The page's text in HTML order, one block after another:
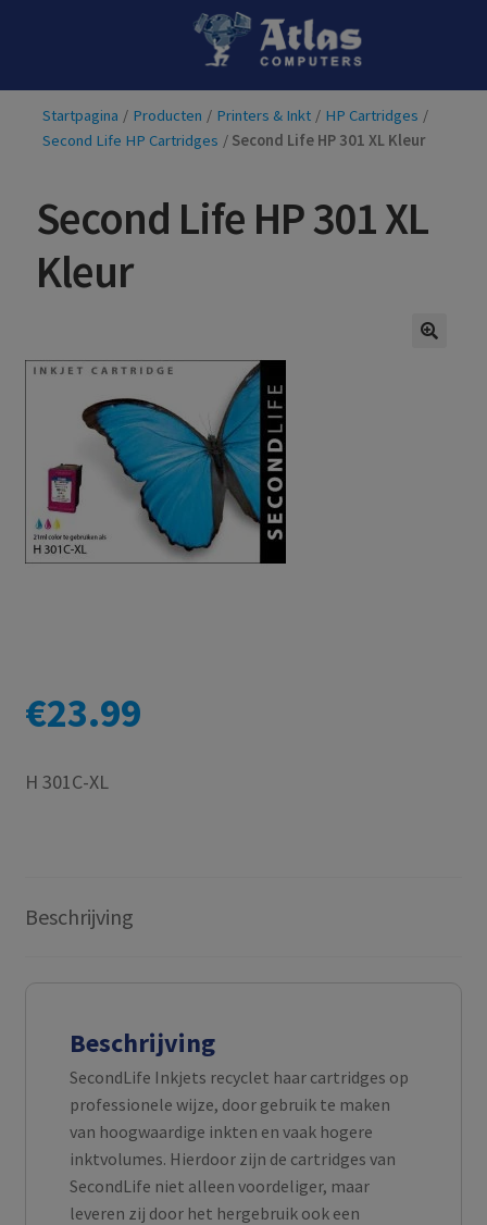
Ga
naar
navigatie
Ga
de
inhoud
Startpagina / Producten / Printers & Inkt / HP Cartridges /
Second Life HP Cartridges / Second Life HP 301 XL Kleur
Second Life HP 301 XL
Kleur
€23.99
H 301C-XL
Beschrijving
Beschrijving
SecondLife Inkjets recyclet haar cartridges op
professionele wijze, door gebruik te maken
van hoogwaardige inkten en vaak hogere
inktvolumes. Hierdoor zijn de cartridges van
SecondLife niet alleen voordeliger, maar
leveren zij door het hergebruik ook een